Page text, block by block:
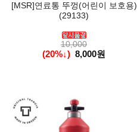
[MSR]연료통 뚜껑(어린이 보호용)
(29133)
10,000
(20%↓) 8,000원